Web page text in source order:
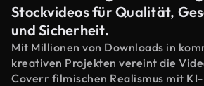
Stockvideos für Qualität,
und Sicherheit.
Mit Millionen von Downloads in
kreativen Projekten vereint die
Coverr filmischen Realismus mit